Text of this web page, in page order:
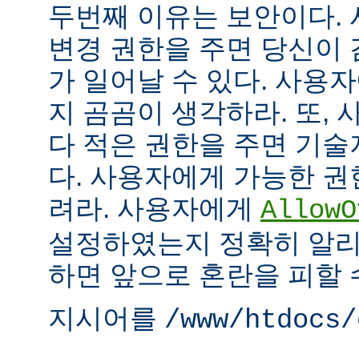
두번째 이유는 보안이다.
변경 권한을 주면 당신이
가 일어날 수 있다. 사용
지 곰곰이 생각하라. 또,
다 적은 권한을 주면 기
다. 사용자에게 가능한
려라. 사용자에게
설정하였는지 정확히 알
하면 앞으로 혼란을 피할
지시어를 /www/